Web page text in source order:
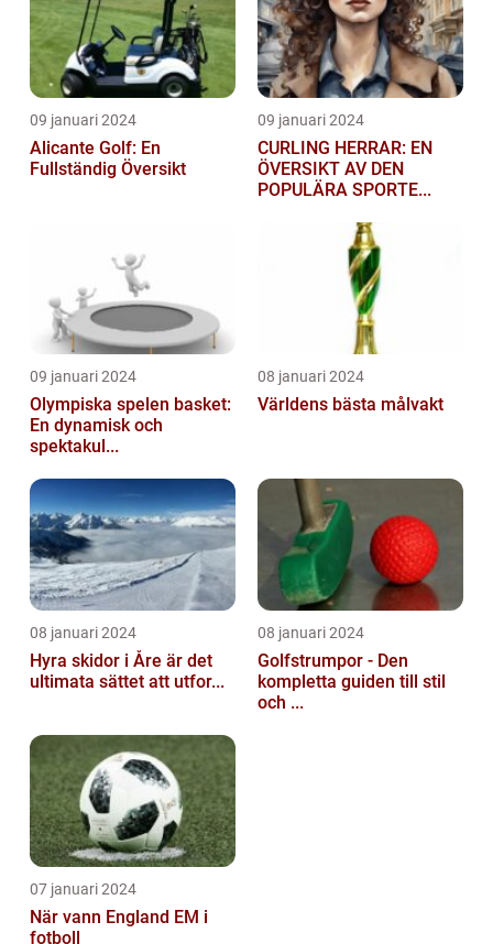
09 januari 2024
Alicante Golf: En
Fullständig Översikt
09 januari 2024
CURLING HERRAR: EN
ÖVERSIKT AV DEN
POPULÄRA SPORTE...
09 januari 2024
Olympiska spelen basket:
En dynamisk och
spektakul...
08 januari 2024
Världens bästa målvakt
08 januari 2024
Hyra skidor i Åre är det
ultimata sättet att utfor...
08 januari 2024
Golfstrumpor - Den
kompletta guiden till stil
och ...
07 januari 2024
När vann England EM i
fotboll